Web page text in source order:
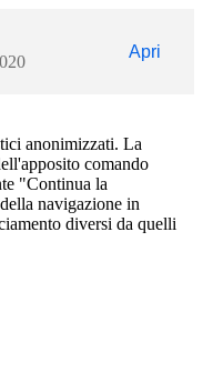
Apri
anonimizzati. La
comando
"Continua la
navigazione in
diversi da quelli